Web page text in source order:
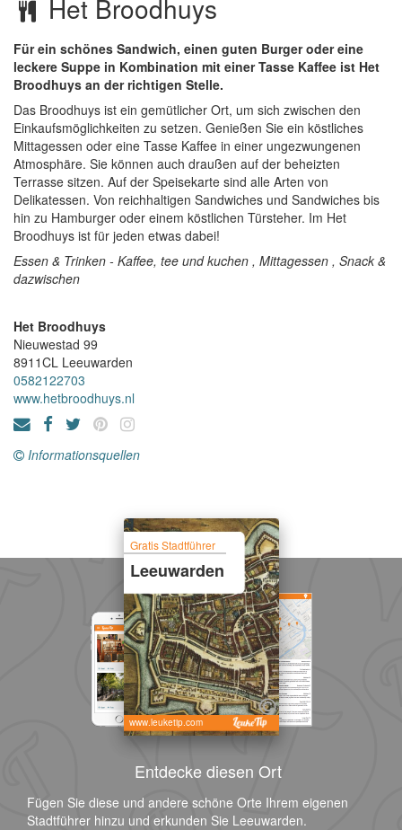
Het Broodhuys
Für ein schönes Sandwich, einen guten Burger oder eine
leckere Suppe in Kombination mit einer Tasse Kaffee ist Het
Broodhuys an der richtigen Stelle.
Das Broodhuys ist ein gemütlicher Ort, um sich zwischen den
Einkaufsmöglichkeiten zu setzen. Genießen Sie ein köstliches
Mittagessen oder eine Tasse Kaffee in einer ungezwungenen
Atmosphäre. Sie können auch draußen auf der beheizten
Terrasse sitzen. Auf der Speisekarte sind alle Arten von
Delikatessen. Von reichhaltigen Sandwiches und Sandwiches bis
hin zu Hamburger oder einem köstlichen Türsteher. Im Het
Broodhuys ist für jeden etwas dabei!
Essen & Trinken - Kaffee, tee und kuchen , Mittagessen , Snack &
dazwischen
Het Broodhuys
Nieuwestad 99
8911CL Leeuwarden
0582122703
www.hetbroodhuys.nl
Informationsquellen
Gratis Stadtführer
Leeuwarden
www.leuketip.com
Entdecke diesen Ort
Fügen Sie diese und andere schöne Orte Ihrem eigenen
Stadtführer hinzu und erkunden Sie Leeuwarden.